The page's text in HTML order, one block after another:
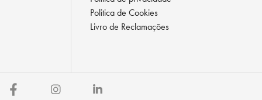
Politica de Cookies
Livro de Reclamações